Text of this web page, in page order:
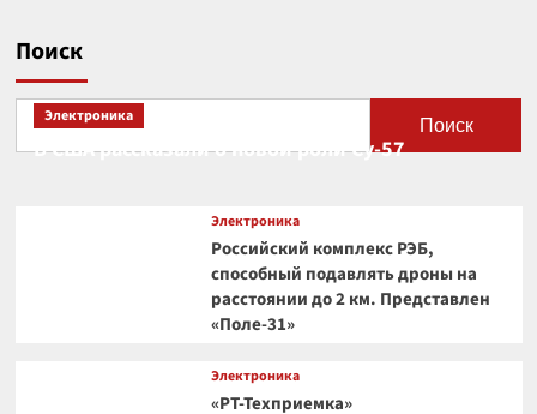
Поиск
Поиск
Электроника
В США рассказали о новой роли Су-57
Электроника
Российский комплекс РЭБ,
способный подавлять дроны на
расстоянии до 2 км. Представлен
«Поле-31»
Электроника
«РТ-Техприемка»